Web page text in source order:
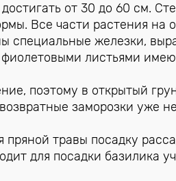
от 30 до 60 см.
Все части растения на
специальные железки,
листьями
поэтому в открытый
заморозки уже
пряной травы посадку
для посадки базилика